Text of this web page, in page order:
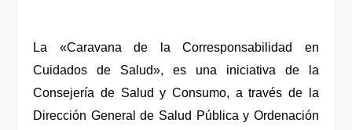
La «Caravana de la Corresponsabilidad en
Cuidados de Salud», es una iniciativa de la
Consejería de Salud y Consumo, a través de la
Dirección General de Salud Pública y Ordenación